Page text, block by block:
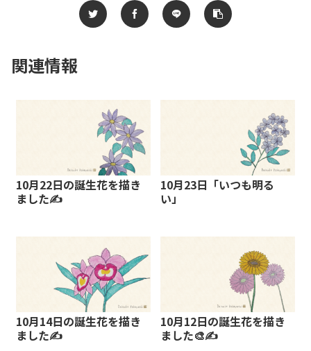
関連情報
10月22日の誕生花を描き
ました✍️
10月23日「いつも明る
い」
10月14日の誕生花を描き
ました✍️
10月12日の誕生花を描き
ました🎨✍️